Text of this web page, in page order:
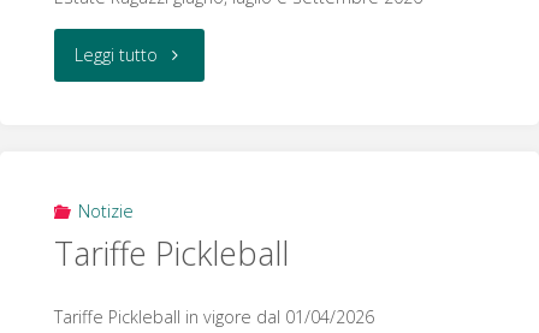
Leggi tutto "Estate
Notizie
Tariffe Pickleball
Tariffe Pickleball in vigore dal 01/04/2026